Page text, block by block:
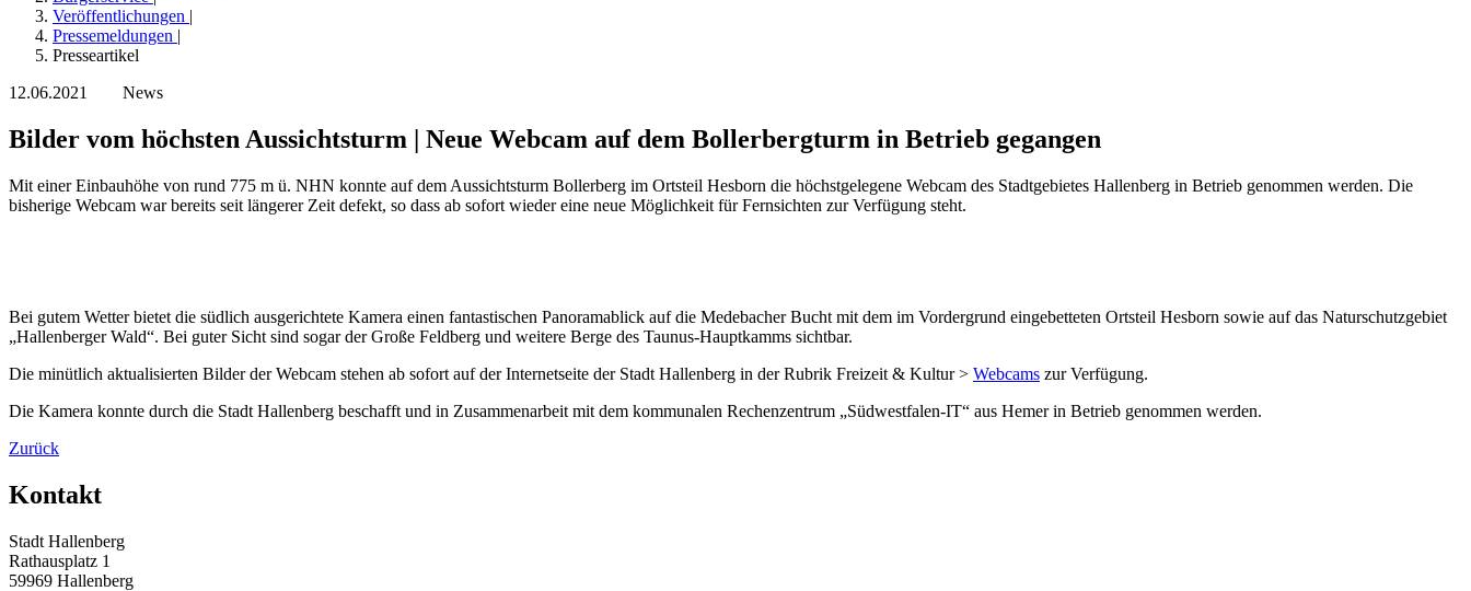
Veröffentlichungen |
Pressemeldungen |
Presseartikel
12.06.2021
News
Bilder vom höchsten Aussichtsturm | Neue Webcam auf dem Bollerbergturm in Betrieb gegangen
Mit einer Einbauhöhe von rund 775 m ü. NHN konnte auf dem Aussichtsturm Bollerberg im Ortsteil Hesborn die höchstgelegene Webcam des Stadtgebietes Hallenberg in Betrieb genommen werden. Die
bisherige Webcam war bereits seit längerer Zeit defekt, so dass ab sofort wieder eine neue Möglichkeit für Fernsichten zur Verfügung steht.
Bei gutem Wetter bietet die südlich ausgerichtete Kamera einen fantastischen Panoramablick auf die Medebacher Bucht mit dem im Vordergrund eingebetteten Ortsteil Hesborn sowie auf das Naturschutzgebiet
„Hallenberger Wald“. Bei guter Sicht sind sogar der Große Feldberg und weitere Berge des Taunus-Hauptkamms sichtbar.
Die minütlich aktualisierten Bilder der Webcam stehen ab sofort auf der Internetseite der Stadt Hallenberg in der Rubrik Freizeit & Kultur > Webcams zur Verfügung.
Die Kamera konnte durch die Stadt Hallenberg beschafft und in Zusammenarbeit mit dem kommunalen Rechenzentrum „Südwestfalen-IT“ aus Hemer in Betrieb genommen werden.
Zurück
Kontakt
Stadt Hallenberg
Rathausplatz 1
59969 Hallenberg